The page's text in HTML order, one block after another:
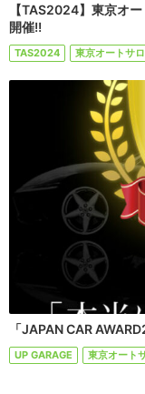
【TAS2024】東京オ
開催!!
TAS2024 東京オートサ
「JAPAN CAR
UP GARAGE 東京オート